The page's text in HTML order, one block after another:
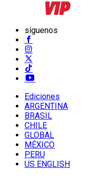
síguenos
Ediciones
ARGENTINA
BRASIL
CHILE
GLOBAL
MÉXICO
PERU
US ENGLISH